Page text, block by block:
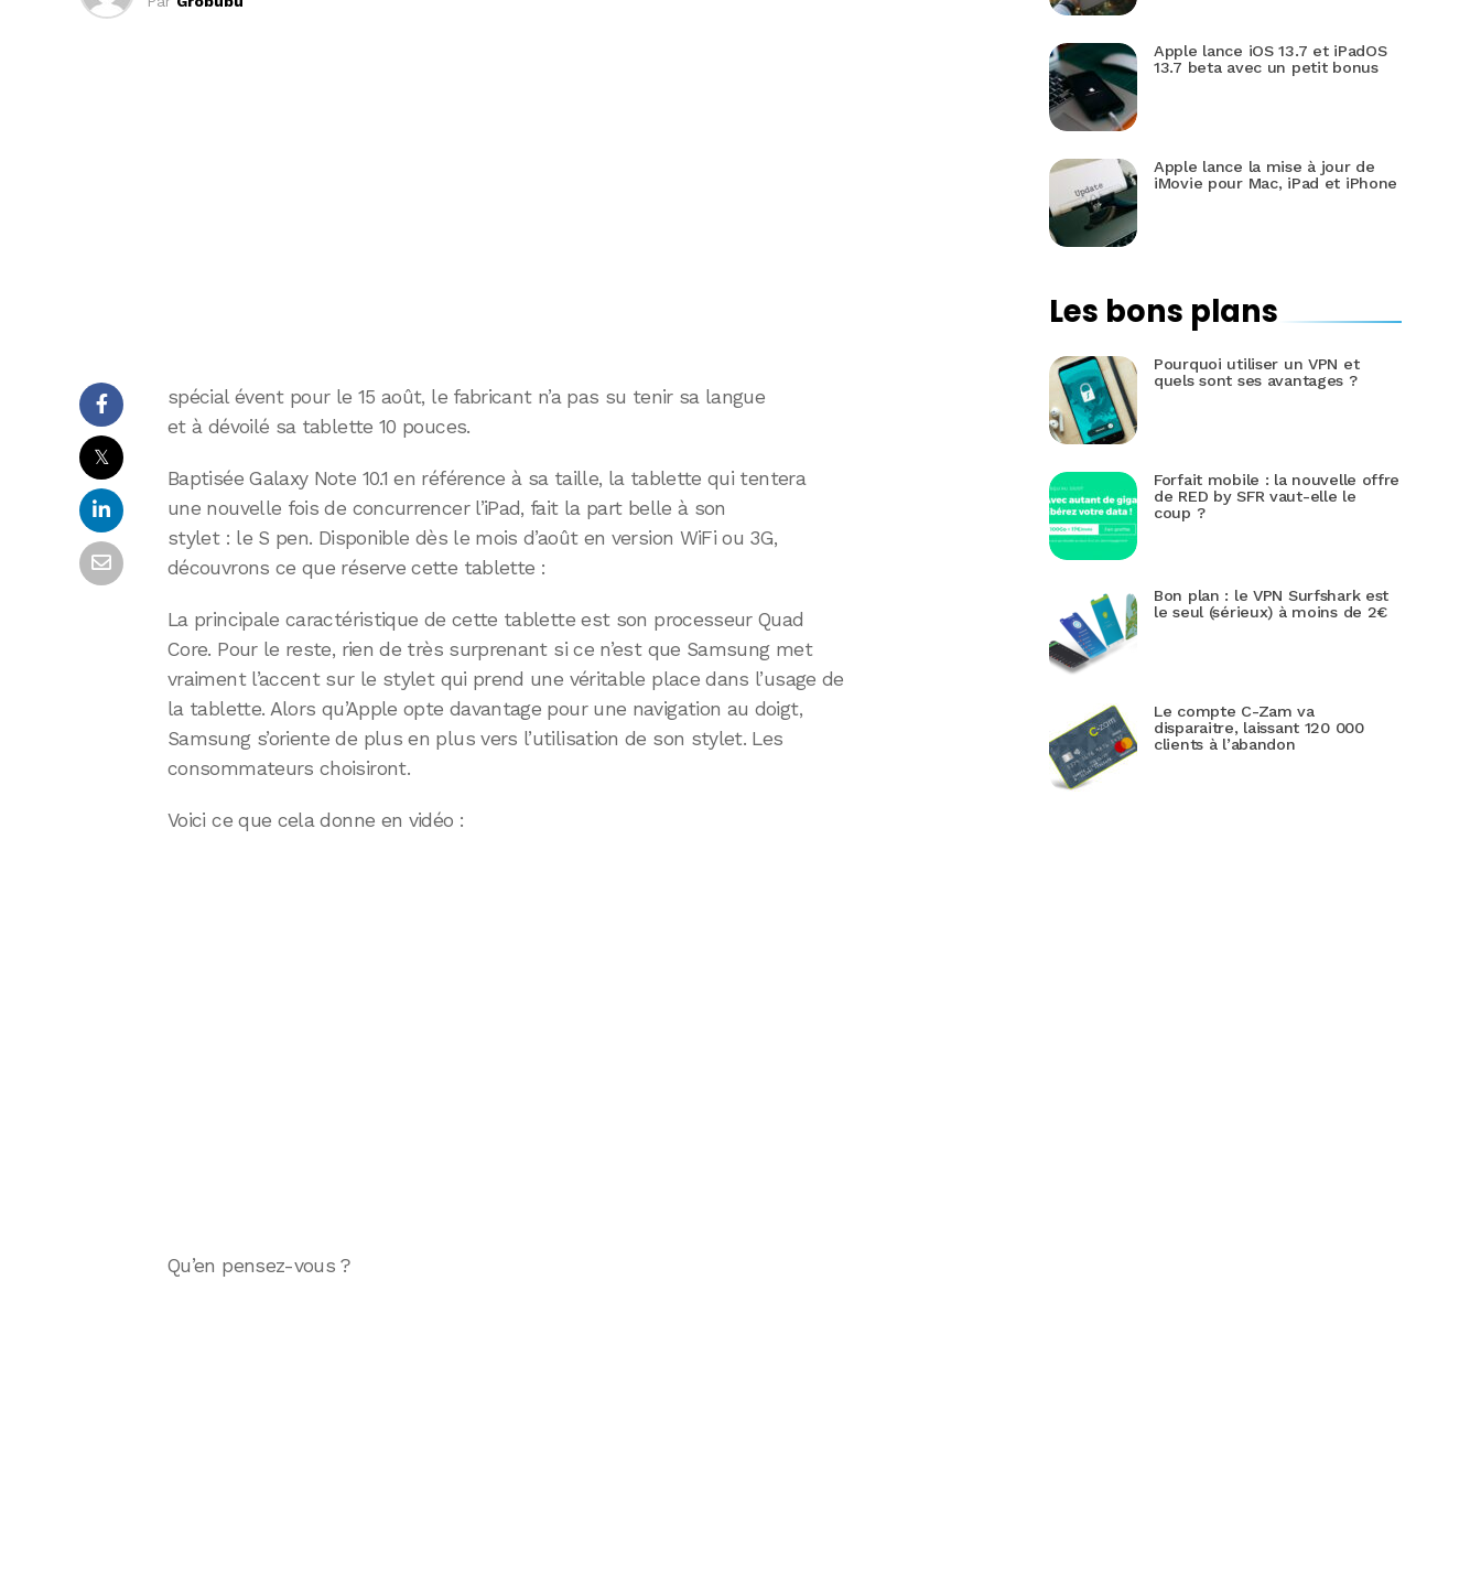
𝕏
spécial évent pour le 15 août, le fabricant n’a pas su tenir sa langue
et à dévoilé sa tablette 10 pouces.
Baptisée Galaxy Note 10.1 en référence à sa taille, la tablette qui tentera
une nouvelle fois de concurrencer l’iPad, fait la part belle à son
stylet : le S pen. Disponible dès le mois d’août en version WiFi ou 3G,
découvrons ce que réserve cette tablette :
La principale caractéristique de cette tablette est son processeur Quad
Core. Pour le reste, rien de très surprenant si ce n’est que Samsung met
vraiment l’accent sur le stylet qui prend une véritable place dans l’usage de
la tablette. Alors qu’Apple opte davantage pour une navigation au doigt,
Samsung s’oriente de plus en plus vers l’utilisation de son stylet. Les
consommateurs choisiront.
Voici ce que cela donne en vidéo :
Qu’en pensez-vous ?
Apple lance iOS 13.7 et iPadOS
13.7 beta avec un petit bonus
Apple lance la mise à jour de
iMovie pour Mac, iPad et iPhone
Les bons plans
Pourquoi utiliser un VPN et
quels sont ses avantages ?
Forfait mobile : la nouvelle offre
de RED by SFR vaut-elle le
coup ?
Bon plan : le VPN Surfshark est
le seul (sérieux) à moins de 2€
Le compte C-Zam va
disparaitre, laissant 120 000
clients à l’abandon